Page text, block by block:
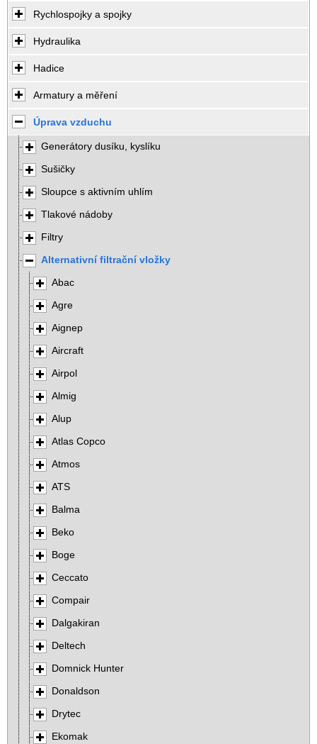
Rychlospojky a spojky
Hydraulika
Hadice
Armatury a měření
Úprava vzduchu
Generátory dusíku, kyslíku
Sušičky
Sloupce s aktivním uhlím
Tlakové nádoby
Filtry
Alternativní filtrační vložky
Abac
Agre
Aignep
Aircraft
Airpol
Almig
Alup
Atlas Copco
Atmos
ATS
Balma
Beko
Boge
Ceccato
Compair
Dalgakiran
Deltech
Domnick Hunter
Donaldson
Drytec
Ekomak